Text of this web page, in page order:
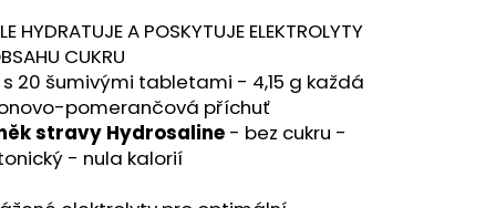
HYDRATUJE A POSKYTUJE ELEKTROLYTY
CUKRU
20 šumivými tabletami - 4,15 g každá
pomerančová příchuť
stravy Hydrosaline - bez cukru -
- nula kalorií